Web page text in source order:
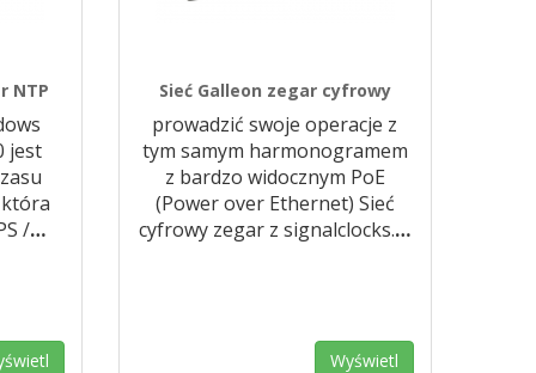
NTP
jest
która
/…
Sieć Galleon zegar cyfrowy
prowadzić swoje operacje z
tym samym harmonogramem
z bardzo widocznym PoE
(Power over Ethernet) Sieć
cyfrowy zegar z signalclocks.…
Wyświetl